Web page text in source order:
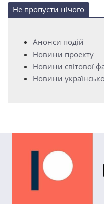
Не пропусти нічого
Анонси подій
Новини проекту
Новини світової
Новини